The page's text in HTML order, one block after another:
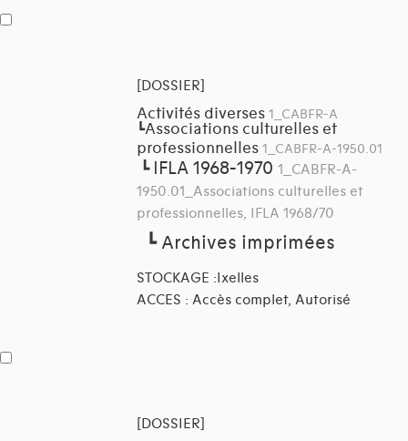
[DOSSIER]
Activités diverses 1_CABFR-A
┗Associations culturelles et
professionnelles 1_CABFR-A-1950.01
┗ IFLA 1968-1970 1_CABFR-A-
1950.01_Associations culturelles et
professionnelles, IFLA 1968/70
┗Archives imprimées
STOCKAGE :Ixelles
ACCES : Accès complet, Autorisé
[DOSSIER]